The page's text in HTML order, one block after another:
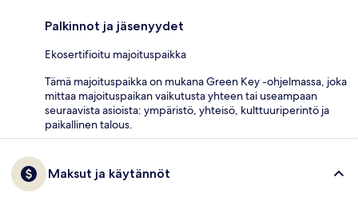
Palkinnot ja jäsenyydet
Ekosertifioitu majoituspaikka
Tämä majoituspaikka on mukana Green Key -ohjelmassa, joka
mittaa majoituspaikan vaikutusta yhteen tai useampaan
seuraavista asioista: ympäristö, yhteisö, kulttuuriperintö ja
paikallinen talous.
Maksut ja käytännöt